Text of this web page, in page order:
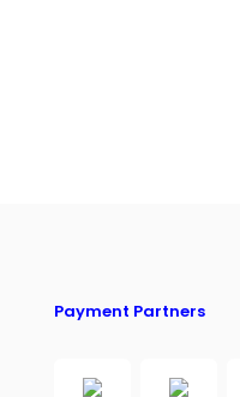
Payment Partners